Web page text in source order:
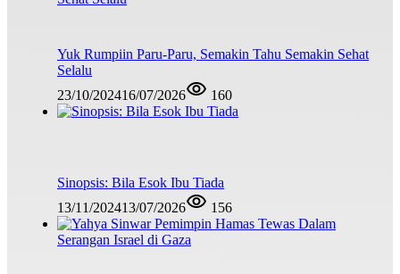
Yuk Rumpiin Paru-Paru, Semakin Tahu Semakin Sehat
Selalu
23/10/202416/07/2026 160
Sinopsis: Bila Esok Ibu Tiada
13/11/202413/07/2026 156